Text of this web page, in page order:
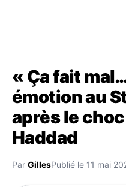
« Ça fait
émotion au
après le
Haddad
Par GillesPublié le 11 mai